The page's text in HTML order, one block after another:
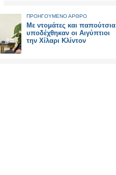
ΠΡΟΗΓΟΥΜΕΝΟ ΑΡΘΡΟ
Mε ντομάτες και παπούτσια
υποδέχθηκαν οι Αιγύπτιοι
την Χίλαρι Κλίντον